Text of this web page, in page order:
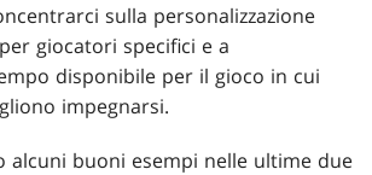
sulla personalizzazione
giocatori specifici e a
disponibile per il gioco in cui
impegnarsi.
alcuni buoni esempi nelle ultime due